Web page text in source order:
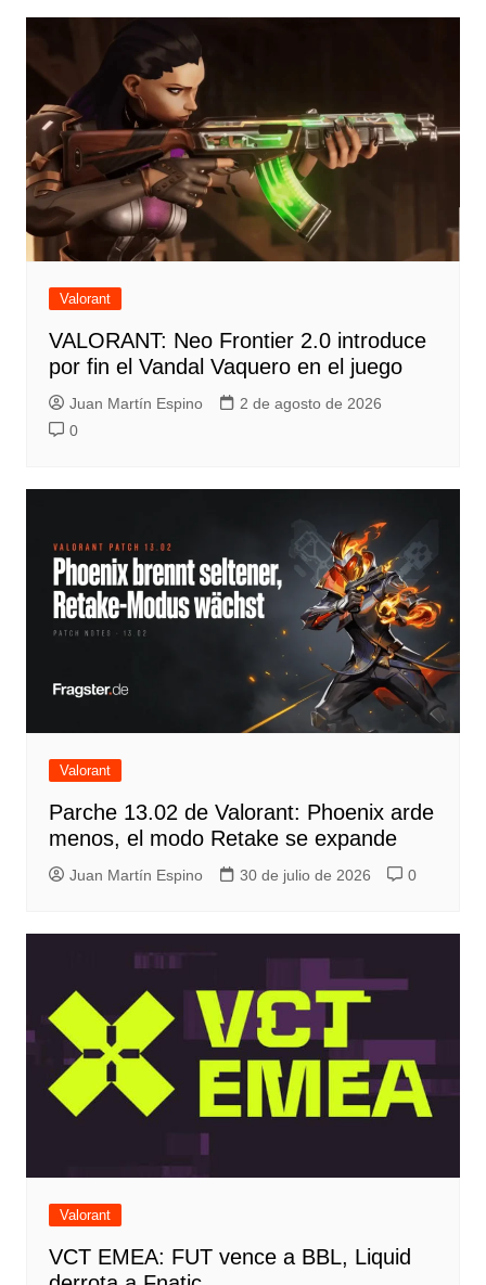
Valorant
VALORANT: Neo Frontier 2.0 introduce
por fin el Vandal Vaquero en el juego
Juan Martín Espino
2 de agosto de 2026
0
Valorant
Parche 13.02 de Valorant: Phoenix arde
menos, el modo Retake se expande
Juan Martín Espino 30 de julio de 2026 0
Valorant
VCT EMEA: FUT vence a BBL, Liquid